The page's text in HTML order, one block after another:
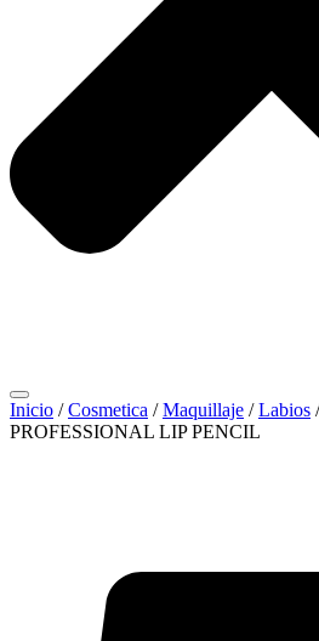
Inicio /Cosmetica /Maquillaje /Labios
PROFESSIONAL LIP PENCIL